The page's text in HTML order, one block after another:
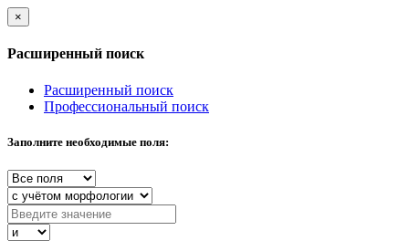
×
Расширенный поиск
Расширенный поиск
Профессиональный поиск
Заполните необходимые поля: